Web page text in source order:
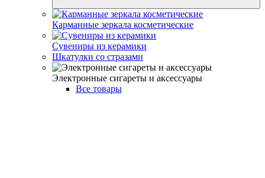
Карманные зеркала косметические
Сувениры из керамики
Шкатулки со стразами
Электронные сигареты и аксесcуары
Все товары